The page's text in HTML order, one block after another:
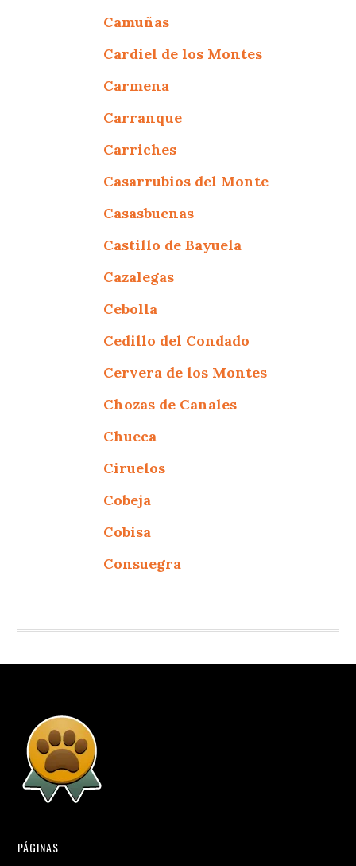
Camuñas
Cardiel de los Montes
Carmena
Carranque
Carriches
Casarrubios del Monte
Casasbuenas
Castillo de Bayuela
Cazalegas
Cebolla
Cedillo del Condado
Cervera de los Montes
Chozas de Canales
Chueca
Ciruelos
Cobeja
Cobisa
Consuegra
PÁGINAS